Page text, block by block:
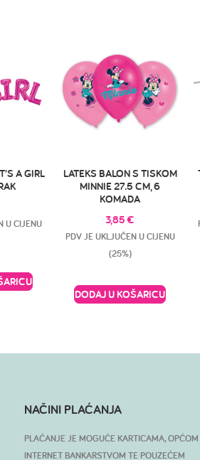
A GIRL
U CIJENU
LATEKS BALON S TISKOM
MINNIE 27.5 CM, 6
KOMADA
3,85€
PDV JE UKLJUČEN U CIJENU
(25%)
DODAJ U KOŠARICU
NAČINI PLAĆANJA
PLAĆANJE JE MOGUĆE KARTICAMA,
INTERNET BANKARSTVOM TE POUZEĆEM